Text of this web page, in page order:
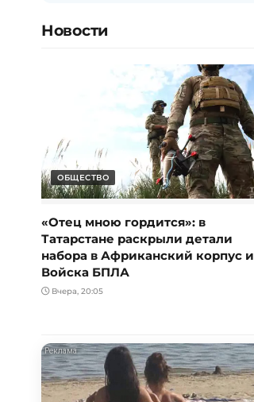
Новости
ОБЩЕСТВО
«Отец мною гордится»: в
Татарстане раскрыли детали
набора в Африканский корпус и
Войска БПЛА
Вчера, 20:05